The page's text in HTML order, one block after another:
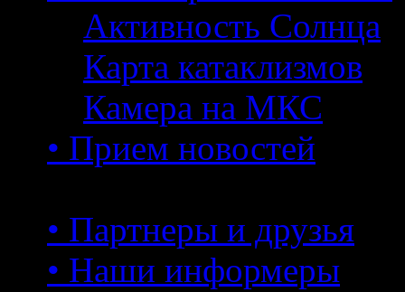
Активность Солнца
Карта катаклизмов
Камера на МКС
• Прием новостей
• Партнеры и друзья
• Наши информеры